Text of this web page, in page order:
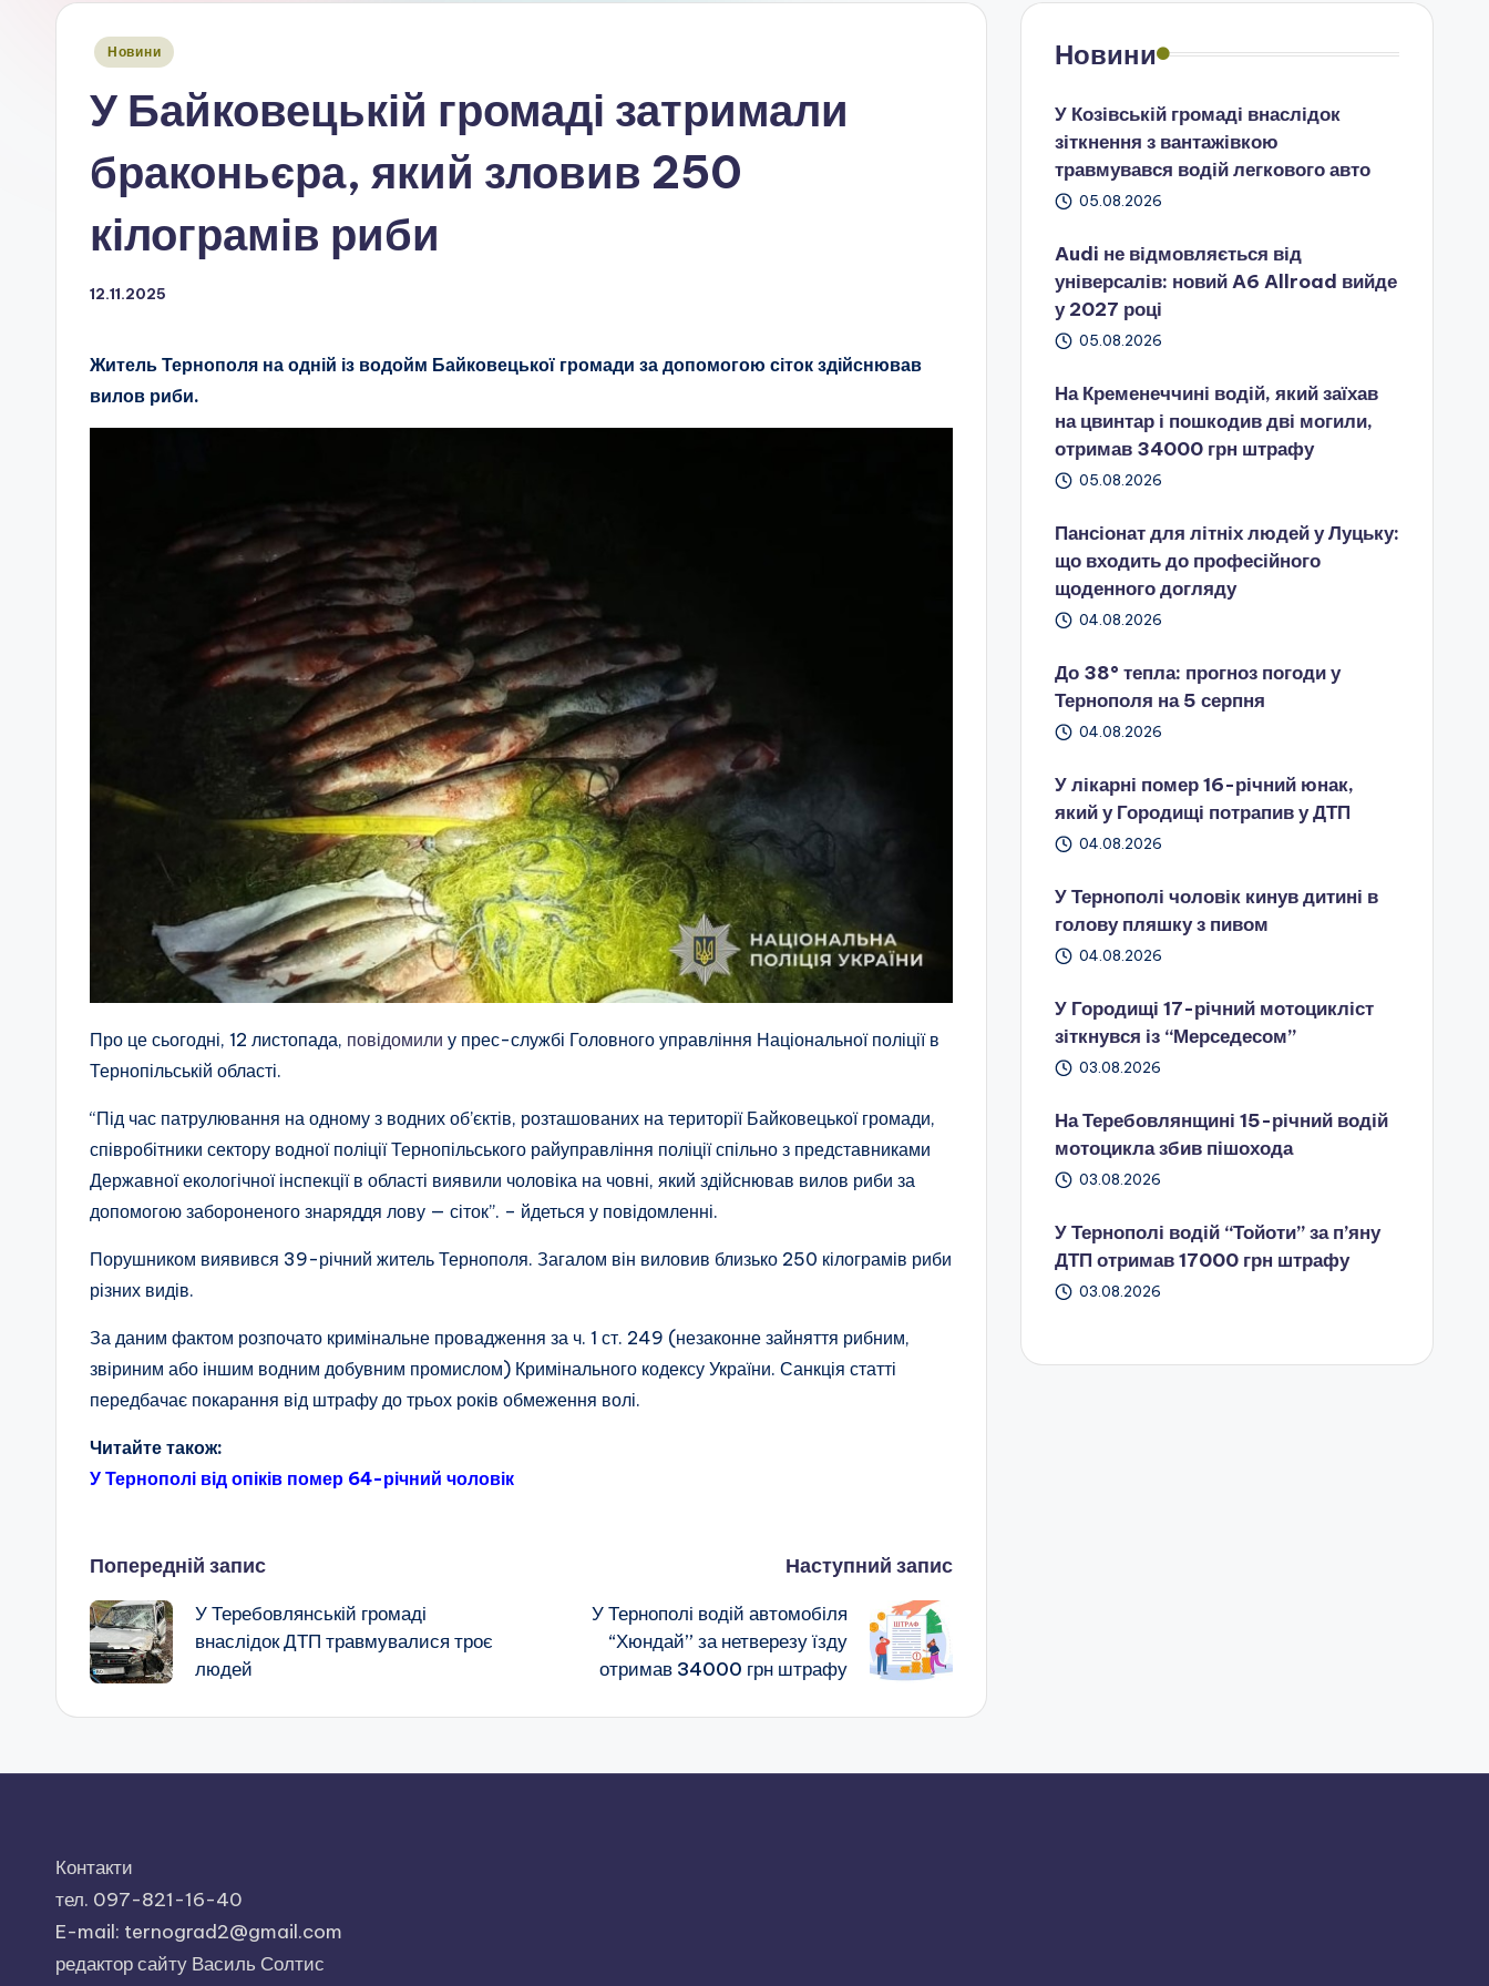
Опубліковано
Новини
У Байковецькій громаді затримали
браконьєра, який зловив 250
кілограмів риби
12.11.2025
Житель Тернополя на одній із водойм Байковецької громади за допомогою сіток здійснював
вилов риби.
Про це сьогодні, 12 листопада, повідомили у прес-службі Головного управління Національної поліції в
Тернопільській області.
“Під час патрулювання на одному з водних об’єктів, розташованих на території Байковецької громади,
співробітники сектору водної поліції Тернопільського райуправління поліції спільно з представниками
Державної екологічної інспекції в області виявили чоловіка на човні, який здійснював вилов риби за
допомогою забороненого знаряддя лову — сіток”. – йдеться у повідомленні.
Порушником виявився 39-річний житель Тернополя. Загалом він виловив близько 250 кілограмів риби
різних видів.
За даним фактом розпочато кримінальне провадження за ч. 1 ст. 249 (незаконне зайняття рибним,
звіриним або іншим водним добувним промислом) Кримінального кодексу України. Санкція статті
передбачає покарання від штрафу до трьох років обмеження волі.
Читайте також:
У Тернополі від опіків помер 64-річний чоловік
Навігація
по
запису
Попередній запис
У Теребовлянській громаді
внаслідок ДТП травмувалися троє
людей
Наступний запис
У Тернополі водій автомобіля
“Хюндай” за нетверезу їзду
отримав 34000 грн штрафу
Новини
У Козівській громаді внаслідок
зіткнення з вантажівкою
травмувався водій легкового авто
05.08.2026
Audi не відмовляється від
універсалів: новий A6 Allroad вийде
у 2027 році
05.08.2026
На Кременеччині водій, який заїхав
на цвинтар і пошкодив дві могили,
отримав 34000 грн штрафу
05.08.2026
Пансіонат для літніх людей у Луцьку:
що входить до професійного
щоденного догляду
04.08.2026
До 38° тепла: прогноз погоди у
Тернополя на 5 серпня
04.08.2026
У лікарні помер 16-річний юнак,
який у Городищі потрапив у ДТП
04.08.2026
У Тернополі чоловік кинув дитині в
голову пляшку з пивом
04.08.2026
У Городищі 17-річний мотоцикліст
зіткнувся із “Мерседесом”
03.08.2026
На Теребовлянщині 15-річний водій
мотоцикла збив пішохода
03.08.2026
У Тернополі водій “Тойоти” за п’яну
ДТП отримав 17000 грн штрафу
03.08.2026
Контакти
тел. 097-821-16-40
E-mail: ternograd2@gmail.com
редактор сайту Василь Солтис